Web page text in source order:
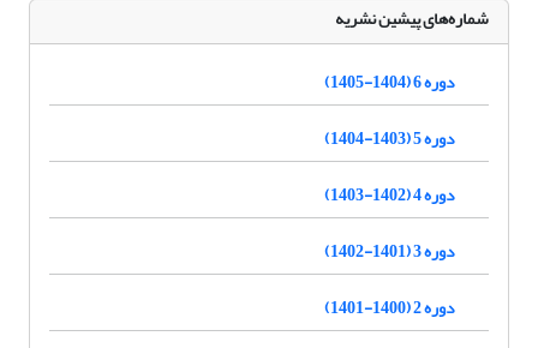
شماره‌های پیشین نشریه
دوره 6 (1404-1405)
دوره 5 (1403-1404)
دوره 4 (1402-1403)
دوره 3 (1401-1402)
دوره 2 (1400-1401)